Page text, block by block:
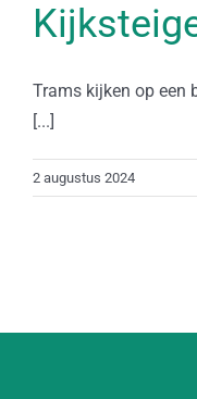
Trams kijken op een
[...]
2 augustus 2024